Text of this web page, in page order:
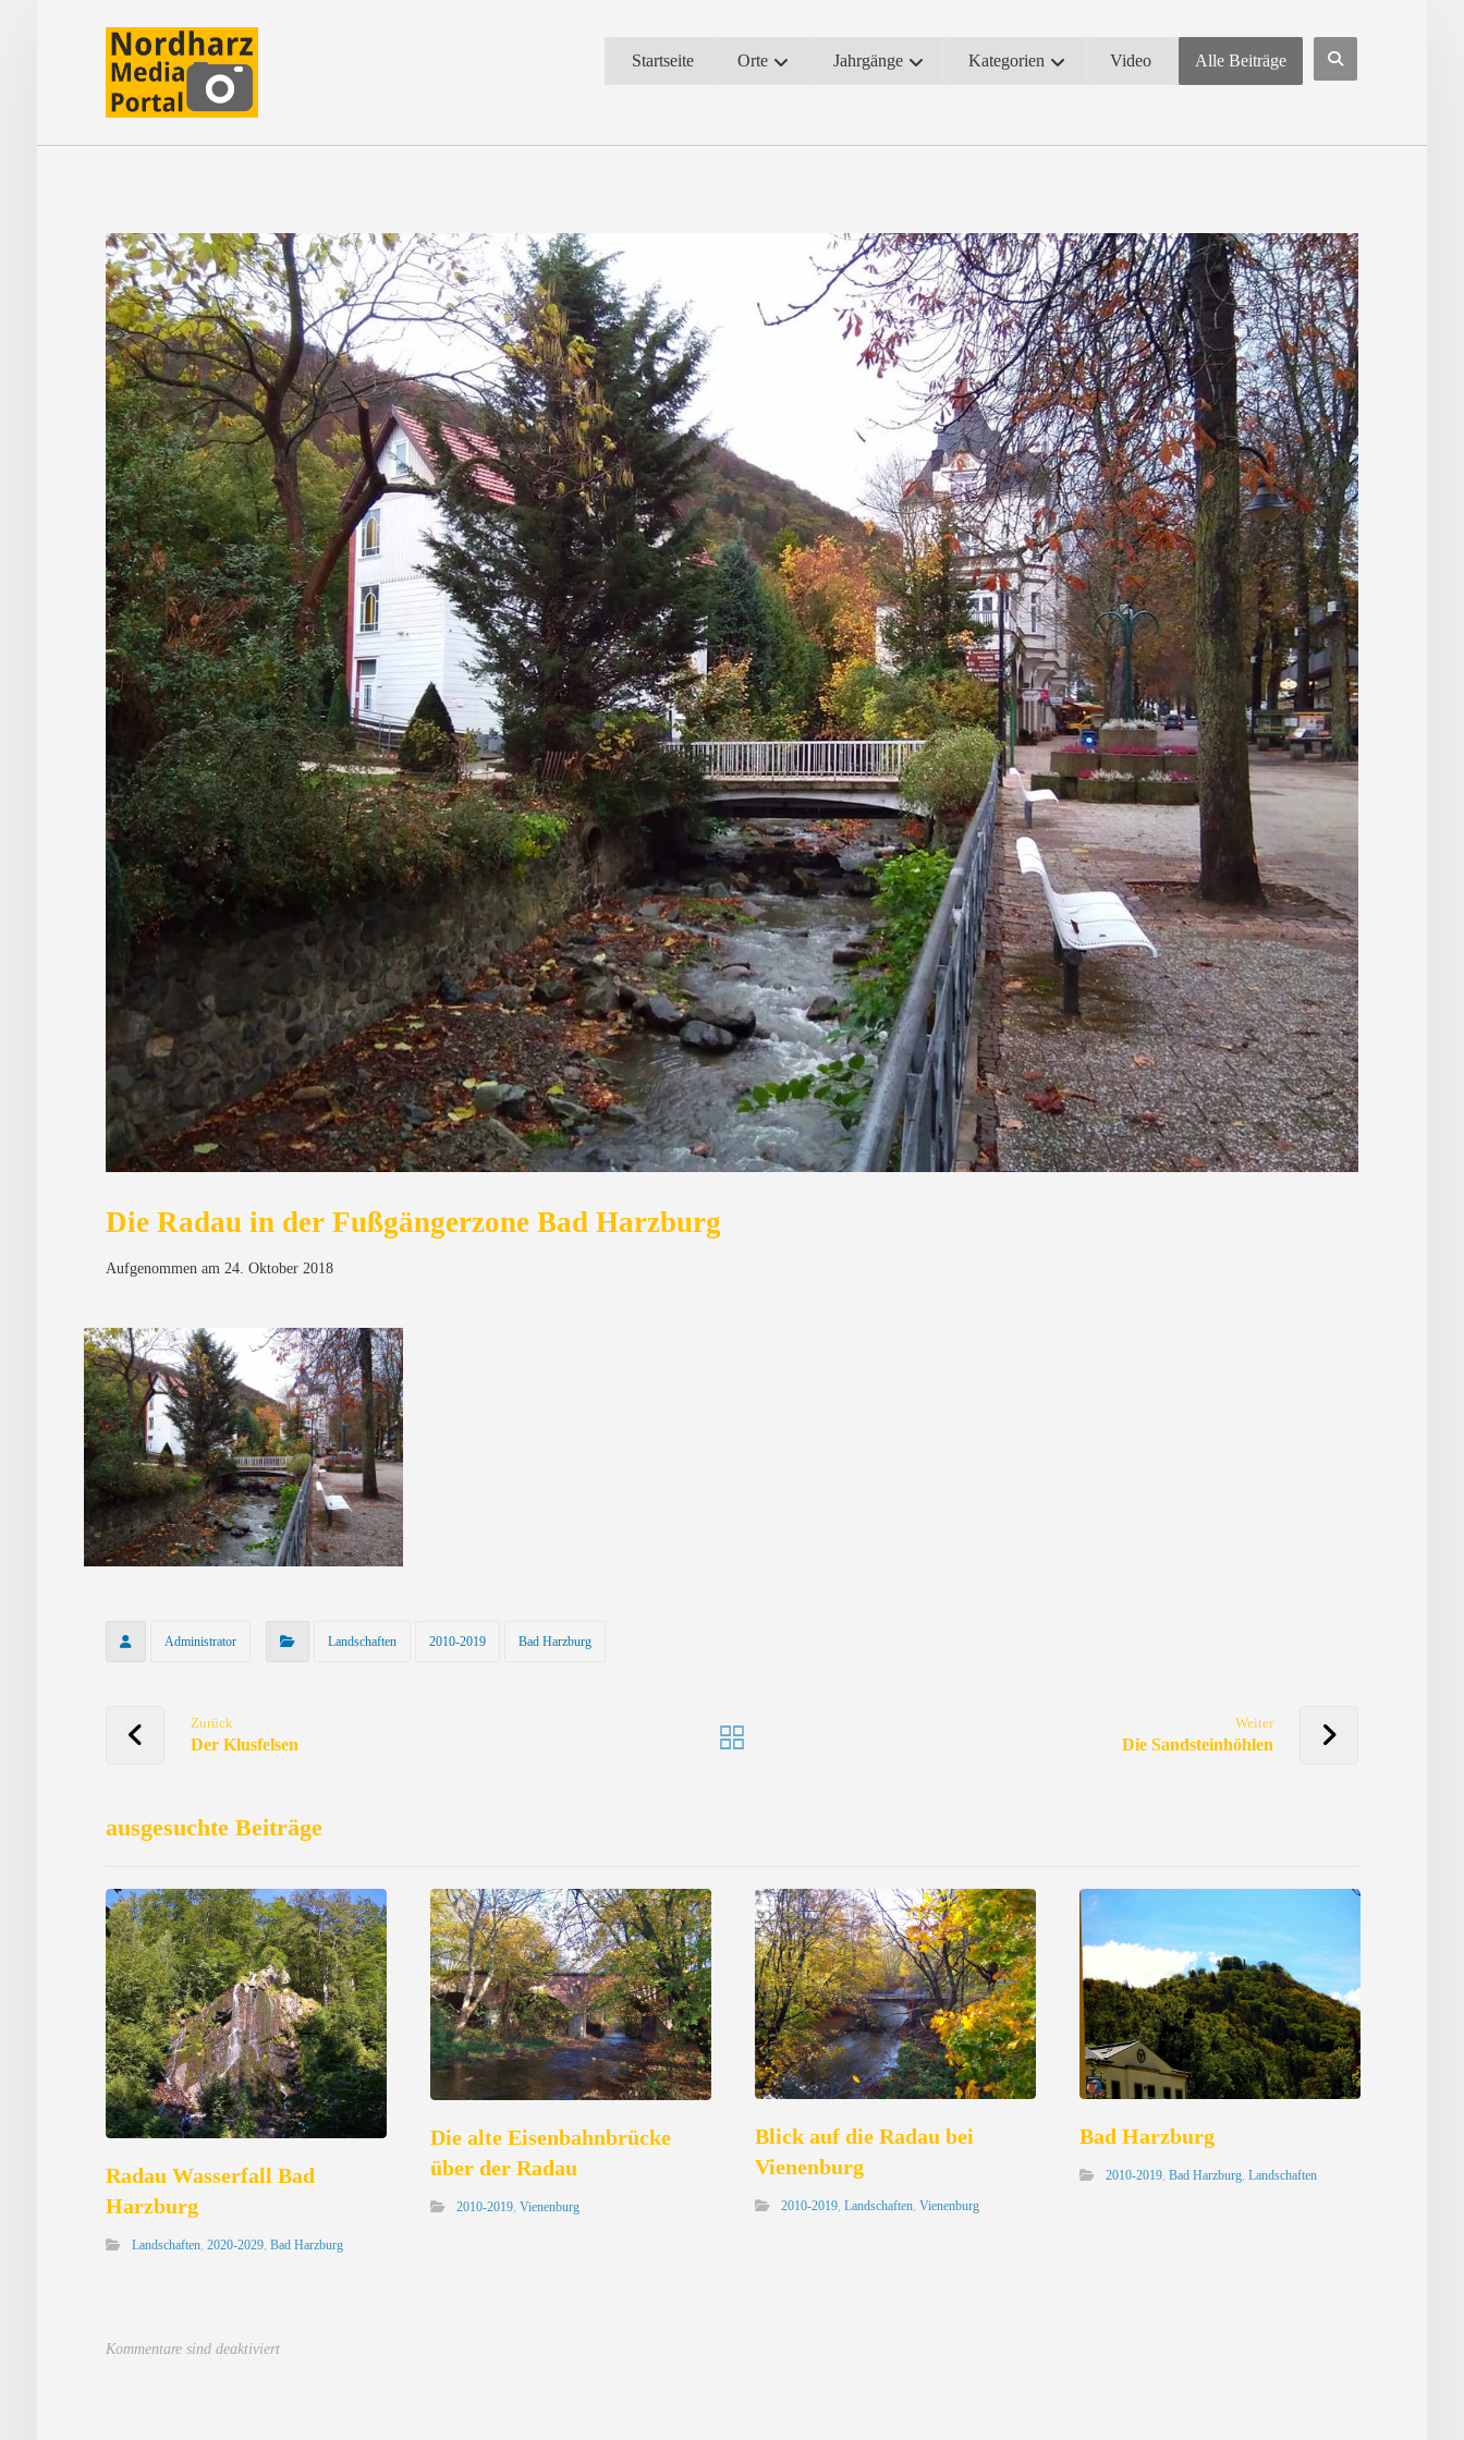
Startseite Orte Jahrgänge Kategorien Video Alle Beiträge
Die Radau in der Fußgängerzone Bad Harzburg
Aufgenommen am 24. Oktober 2018
Administrator Landschaften 2010-2019 Bad Harzburg
Zurück
Der Klusfelsen
Weiter
Die Sandsteinhöhlen
ausgesuchte Beiträge
Radau Wasserfall Bad
Harzburg
Landschaften,2020-2029,Bad Harzburg
Die alte Eisenbahnbrücke
über der Radau
2010-2019,Vienenburg
Blick auf die Radau bei
Vienenburg
2010-2019,Landschaften,Vienenburg
Bad Harzburg
2010-2019,Bad Harzburg,Landschaften
Kommentare sind deaktiviert